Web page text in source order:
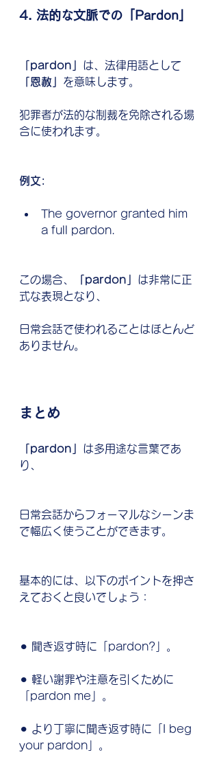
4. 法的な文脈での「Pardon」
「pardon」 は、法律用語として
「恩赦」 を意味します。
犯罪者が法的な制裁を免除される場
合に使われます。
例文:
The governor granted him
a full pardon.
この場合、 「pardon」 は非常に正
式な表現となり、
日常会話で使われることはほとんど
ありません。
まとめ
「pardon」 は多用途な言葉であ
り、
日常会話からフォーマルなシーンま
で幅広く使うことができます。
基本的には、以下のポイントを押さ
えておくと良いでしょう：
⚫︎ 聞き返す時に「pardon?」。
⚫︎ 軽い謝罪や注意を引くために
「pardon me」。
⚫︎ より丁寧に聞き返す時に「I beg
your pardon」。